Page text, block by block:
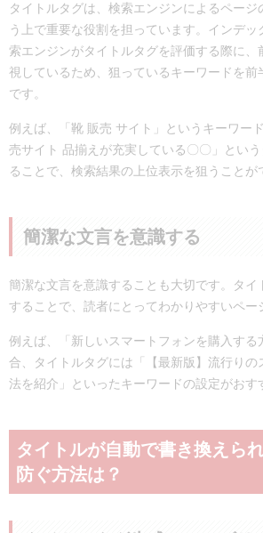
タイトルタグは、検索エンジンによるページ
う上で重要な役割を担っています。インデッ
索エンジンがタイトルタグを評価する際に、
視しているため、狙っているキーワードを前
です。
例えば、「靴 販売 サイト」というキーワー
売サイト 品揃えが充実している〇〇」とい
ることで、検索結果の上位表示を狙うことが
簡潔な文言を意識する
簡潔な文言を意識することも大切です。タイ
することで、読者にとってわかりやすいペー
例えば、「新しいスマートフォンを購入する
合、タイトルタグには「【最新版】流行りの
法を紹介」といったキーワードの設定がおす
タイトルが自動で書き換えら
防ぐ方法は？